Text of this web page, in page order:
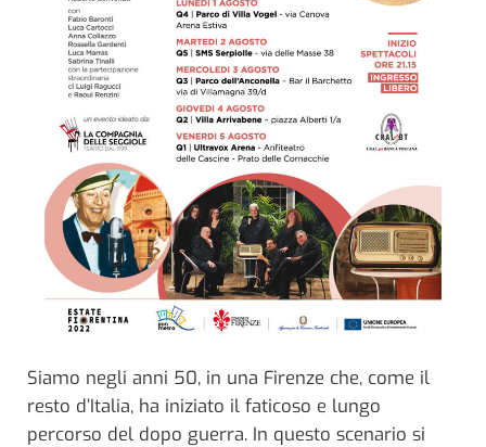
Siamo negli anni 50, in una Firenze che, come il
resto d’Italia, ha iniziato il faticoso e lungo
percorso del dopo guerra. In questo scenario si